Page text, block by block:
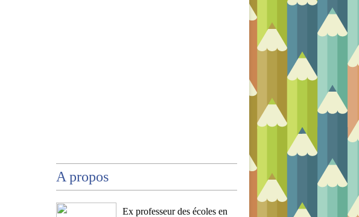
A propos
Ex professeur des écoles en